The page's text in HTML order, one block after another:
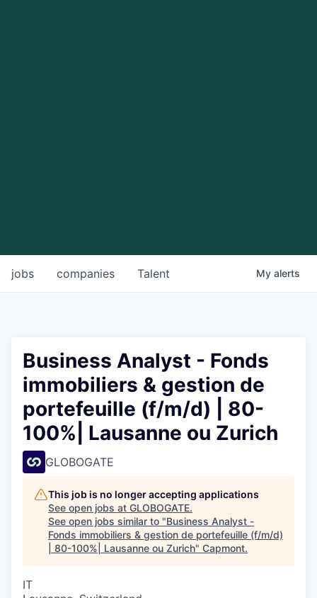
jobs companies Talent My alerts
Business Analyst - Fonds
immobiliers & gestion de
portefeuille (f/m/d) | 80-
100%| Lausanne ou Zurich
GLOBOGATE
This job is no longer accepting applications
See open jobs at GLOBOGATE.
See open jobs similar to "Business Analyst -
Fonds immobiliers & gestion de portefeuille (f/m/d)
| 80-100%| Lausanne ou Zurich" Capmont.
IT